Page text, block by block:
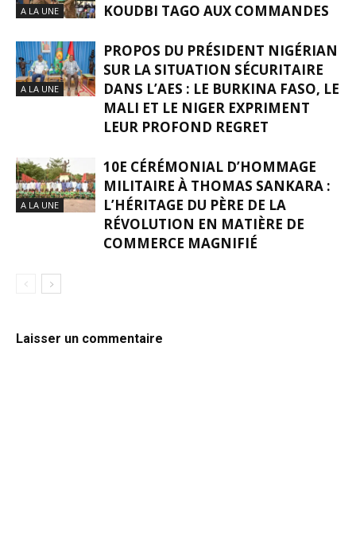
A LA UNE
KOUDBI TAGO AUX COMMANDES
A LA UNE
PROPOS DU PRÉSIDENT NIGÉRIAN
SUR LA SITUATION SÉCURITAIRE
DANS L’AES : LE BURKINA FASO, LE
MALI ET LE NIGER EXPRIMENT
LEUR PROFOND REGRET
A LA UNE
10E CÉRÉMONIAL D’HOMMAGE
MILITAIRE À THOMAS SANKARA :
L’HÉRITAGE DU PÈRE DE LA
RÉVOLUTION EN MATIÈRE DE
COMMERCE MAGNIFIÉ
Laisser un commentaire